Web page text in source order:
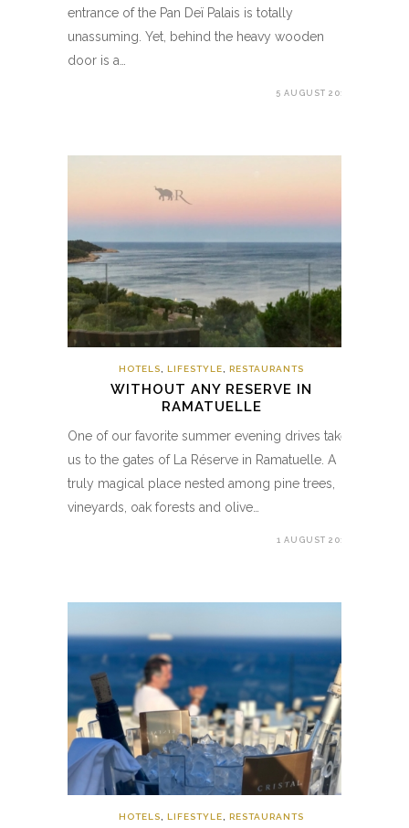
entrance of the Pan Deï Palais is totally
unassuming. Yet, behind the heavy wooden
door is a…
5 AUGUST 2017
HOTELS, LIFESTYLE, RESTAURANTS
WITHOUT ANY RESERVE IN
RAMATUELLE
One of our favorite summer evening drives takes
us to the gates of La Réserve in Ramatuelle. A
truly magical place nested among pine trees,
vineyards, oak forests and olive…
1 AUGUST 2017
HOTELS LIFESTYLE RESTAURANTS